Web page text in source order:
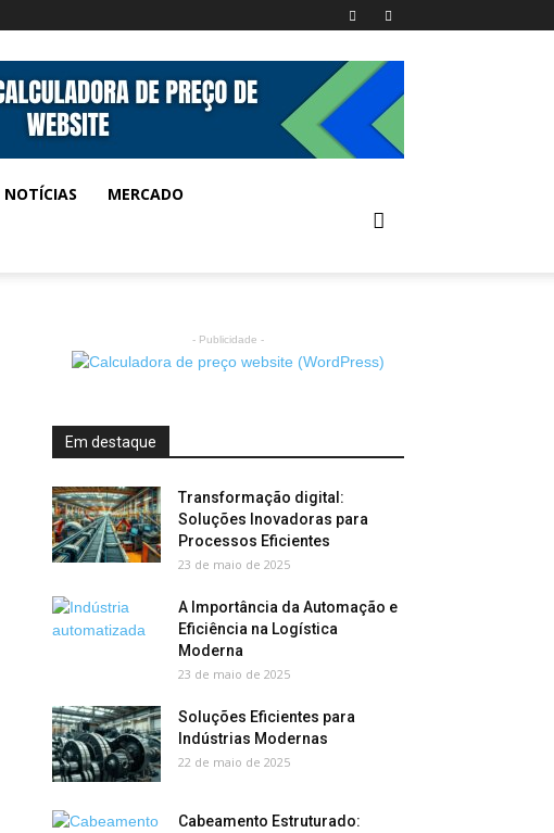
NOTÍCIAS MERCADO
- Publicidade -
Em destaque
Transformação digital:
Soluções Inovadoras para
Processos Eficientes
23 de maio de 2025
A Importância da Automação e
Eficiência na Logística
Moderna
23 de maio de 2025
Soluções Eficientes para
Indústrias Modernas
22 de maio de 2025
Cabeamento Estruturado: